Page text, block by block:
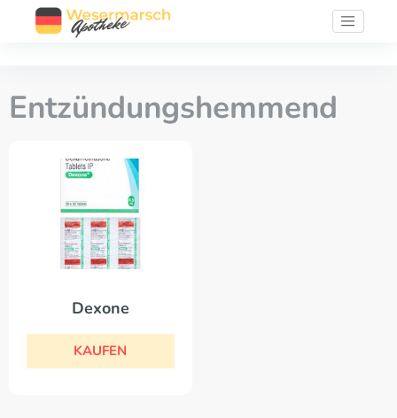
Entzündungshemmend
Dexone
KAUFEN